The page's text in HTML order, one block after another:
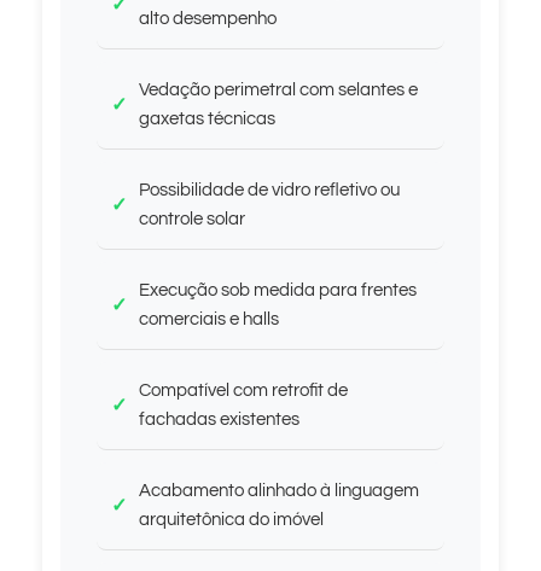
alto desempenho
Vedação perimetral com selantes e
gaxetas técnicas
Possibilidade de vidro refletivo ou
controle solar
Execução sob medida para frentes
comerciais e halls
Compatível com retrofit de
fachadas existentes
Acabamento alinhado à linguagem
arquitetônica do imóvel